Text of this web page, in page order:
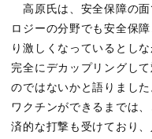
高原氏は、安全保障の面
ロジーの分野でも安全保
り激しくなっているとし
完全にデカップリングし
のではないかと語りまし
ワクチンができるまでは
済的な打撃も受けており